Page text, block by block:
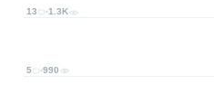
13 1.3K
5 990